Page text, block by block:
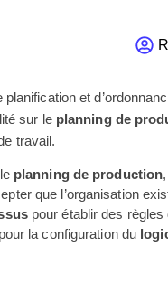
planification et
sur le planning de
travail.
planning de production
que l’organisation
pour établir des règles
la configuration du